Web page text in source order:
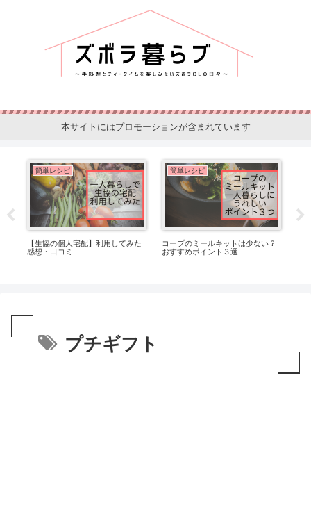
本サイトにはプロモーションが含まれています
簡単レシピ
【生協の個人宅配】利用してみた
感想・口コミ
簡単レシピ
コープのミールキットは少ない？
おすすめポイント３選
プチギフト